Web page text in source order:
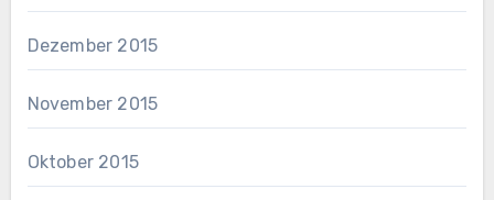
Dezember 2015
November 2015
Oktober 2015